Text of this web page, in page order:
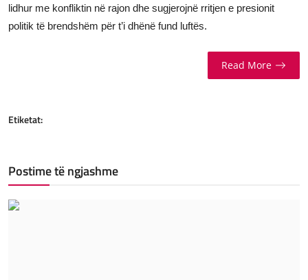
lidhur me konfliktin në rajon dhe sugjerojnë rritjen e presionit
politik të brendshëm për t’i dhënë fund luftës.
Read More
Etiketat:
Postime të ngjashme